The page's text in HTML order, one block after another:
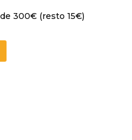
300€ (resto 15€)